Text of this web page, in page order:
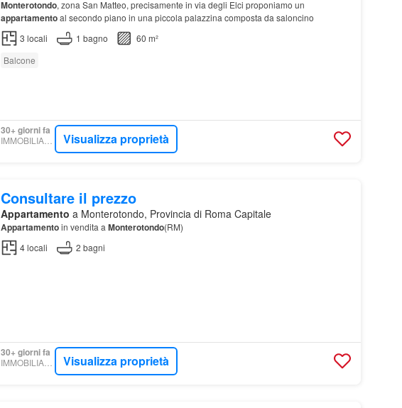
Monterotondo, zona San Matteo, precisamente in via degli Elci proponiamo un
appartamentoal secondo piano in una piccola palazzina composta da saloncino
3 locali 1 bagno
60 m²
Balcone
30+ giorni fa
IMMOBILIARE.IT Visualizza proprietà
Consultare il prezzo
Appartamento a Monterotondo, Provincia di Roma Capitale
Appartamentoin vendita a Monterotondo(RM)
4locali 2 bagni
30+ giorni fa
IMMOBILIARE.IT Visualizza proprietà